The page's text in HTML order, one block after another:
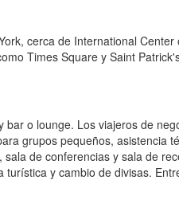
cerca de International Center
Times Square y Saint
o lounge. Los viajeros de
grupos pequeños, asistencia
de conferencias y sala de
y cambio de divisas.